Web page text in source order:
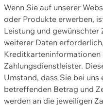
Wenn Sie auf unserer
oder Produkte erwerben,
Leistung und gewünschter
weiterer Daten
Kreditkarteninformationen
Zahlungsdienstleister.
Umstand, dass Sie bei uns
betreffenden Betrag und
werden an die jeweiligen